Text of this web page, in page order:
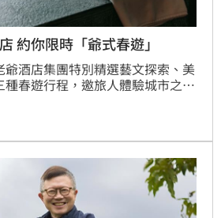
約你限時「爺式春遊」
酒店集團特別精選藝文探索、美
種春遊行程，邀旅人體驗城市之
聯合推出「爺式春遊」限時優
專案每房每晚最高折抵500元，折
餐最低2,699元起，知本老爺雙
元再贈小旅行三選一！加購高鐵